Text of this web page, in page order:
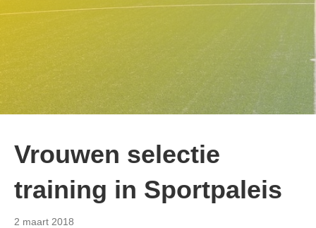
Vrouwen selectie
training in Sportpaleis
2 maart 2018